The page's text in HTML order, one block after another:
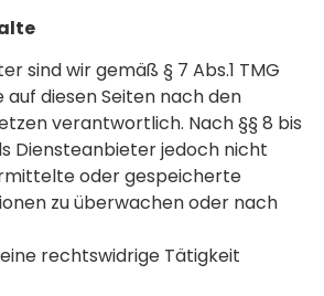
sind wir gemäß § 7 Abs.1 TMG
diesen Seiten nach den
verantwortlich. Nach §§ 8 bis
Diensteanbieter jedoch nicht
oder gespeicherte
zu überwachen oder nach
rechtswidrige Tätigkeit